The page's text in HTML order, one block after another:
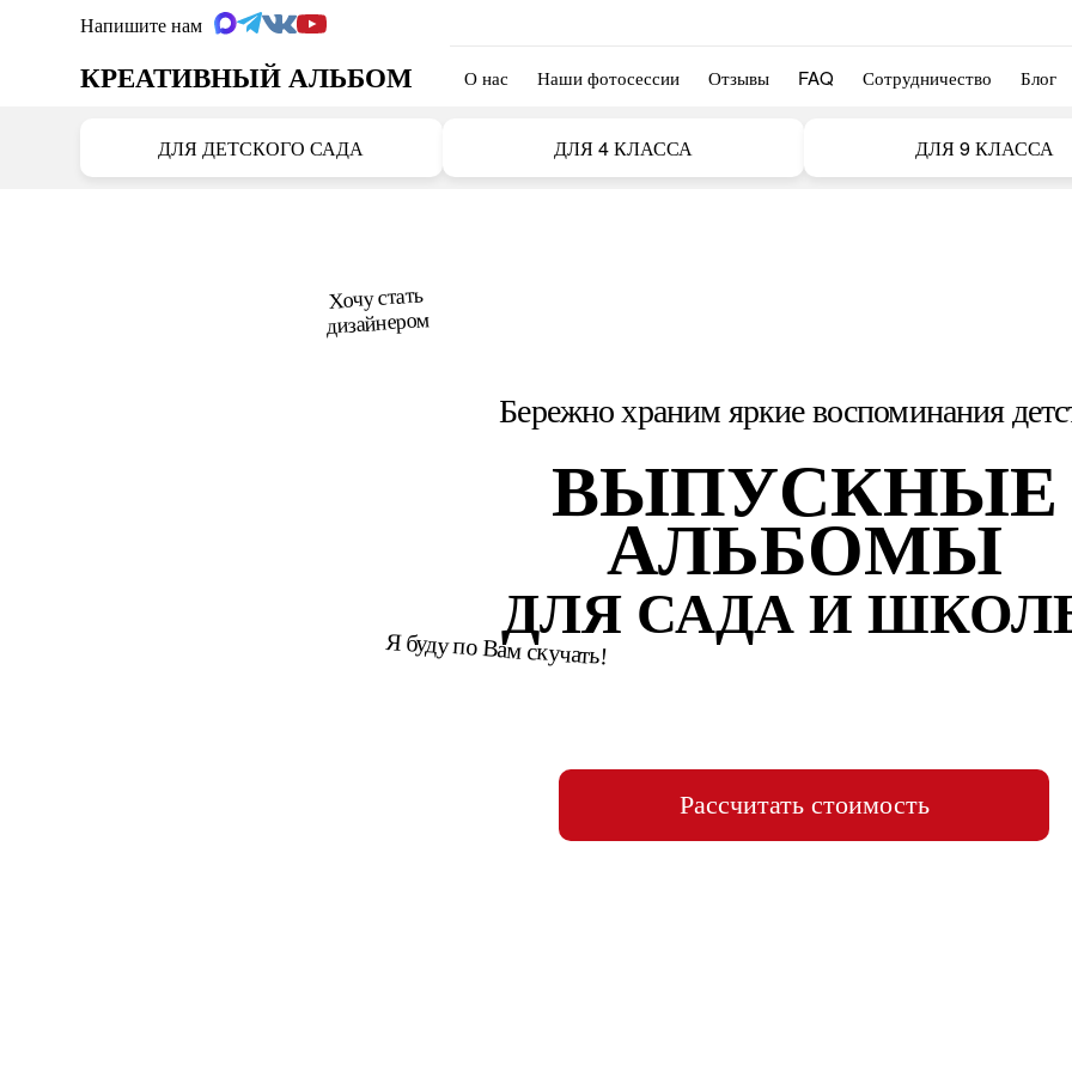
Напишите нам
КРЕАТИВНЫЙ АЛЬБОМ О нас Наши фотосессии Отзывы FAQ Сотрудничество Блог
ДЛЯ ДЕТСКОГО САДА ДЛЯ 4 КЛАССА ДЛЯ 9 КЛАССА
Хочу стать
дизайнером
Я буду по Вам скучать!
Бережно храним яркие воспоминания
ВЫПУСКНЫЕ
АЛЬБОМЫ
ДЛЯ САДА И
Рассчитать стоимость